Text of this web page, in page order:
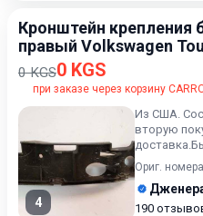
Кронштейн крепления
правый Volkswagen
2002-2007
0 KGS0 KGS
при заказе через корзину
4
Из США.
вторую
Ориг. номера
190